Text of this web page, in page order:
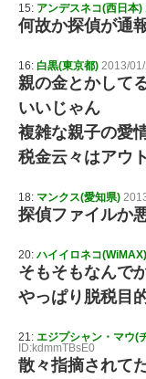
15: アンデスネコ(西日本)
何故か探偵が通
16: 白黒(東京都) 2013/
親の金とかして
いいじゃん
複雑な親子の愛
税金云々はアウ
18: マンクス(愛知県)
探偵ファイルか
20: ハイイロネコ(WiMAX)
そもそもなんで
やっぱり脱税目
21: エジプシャン・マウ(
ID:kdmmTBsE0
散々指摘されて